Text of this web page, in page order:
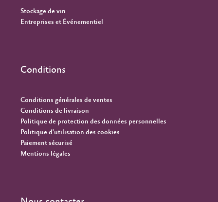
Stockage de vin
Entreprises et Événementiel
Conditions
Conditions générales de ventes
Conditions de livraison
Politique de protection des données personnelles
Politique d'utilisation des cookies
Paiement sécurisé
Mentions légales